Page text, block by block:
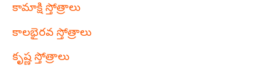
కామాక్షి స్తోత్రాలు
కాలభైరవ స్తోత్రాలు
కృష్ణ స్తోత్రాలు